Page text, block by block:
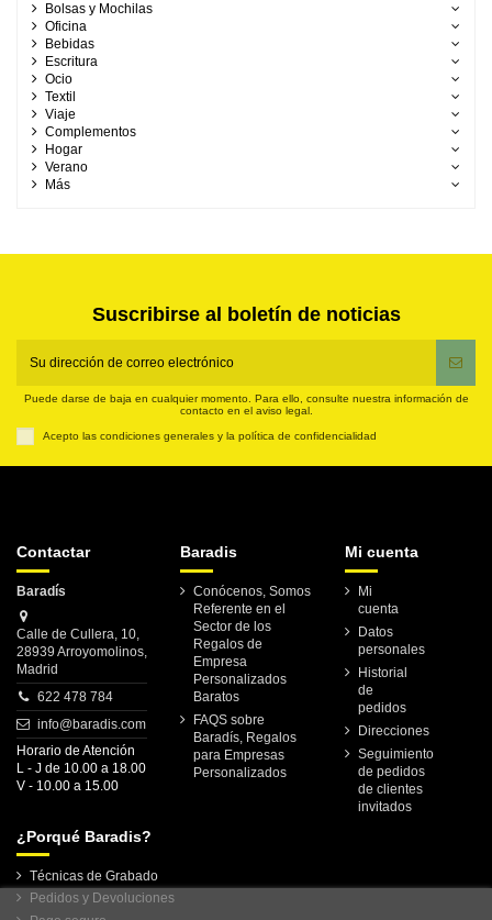
Bolsas y Mochilas
Oficina
Bebidas
Escritura
Ocio
Textil
Viaje
Complementos
Hogar
Verano
Más
Suscribirse al boletín de noticias
Puede darse de baja en cualquier momento. Para ello, consulte nuestra información de
contacto en el aviso legal.
Acepto las condiciones generales y la política de confidencialidad
Contactar
Baradís
Calle de Cullera, 10,
28939 Arroyomolinos,
Madrid
622 478 784
info@baradis.com
Horario de Atención
L - J de 10.00 a 18.00
V - 10.00 a 15.00
Baradis
Conócenos, Somos
Referente en el
Sector de los
Regalos de
Empresa
Personalizados
Baratos
FAQS sobre
Baradís, Regalos
para Empresas
Personalizados
Mi cuenta
Mi
cuenta
Datos
personales
Historial
de
pedidos
Direcciones
Seguimiento
de pedidos
de clientes
invitados
¿Porqué Baradis?
Técnicas de Grabado
Pedidos y Devoluciones